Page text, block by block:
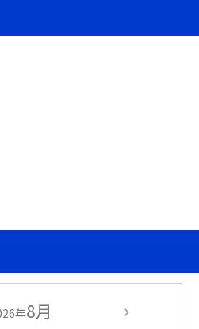
年8月